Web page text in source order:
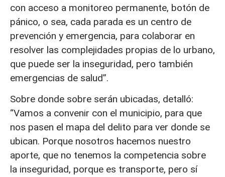
con acceso a monitoreo permanente, botón de
pánico, o sea, cada parada es un centro de
prevención y emergencia, para colaborar en
resolver las complejidades propias de lo urbano,
que puede ser la inseguridad, pero también
emergencias de salud”.
Sobre donde sobre serán ubicadas, detalló:
“Vamos a convenir con el municipio, para que
nos pasen el mapa del delito para ver donde se
ubican. Porque nosotros hacemos nuestro
aporte, que no tenemos la competencia sobre
la inseguridad, porque es transporte, pero sí